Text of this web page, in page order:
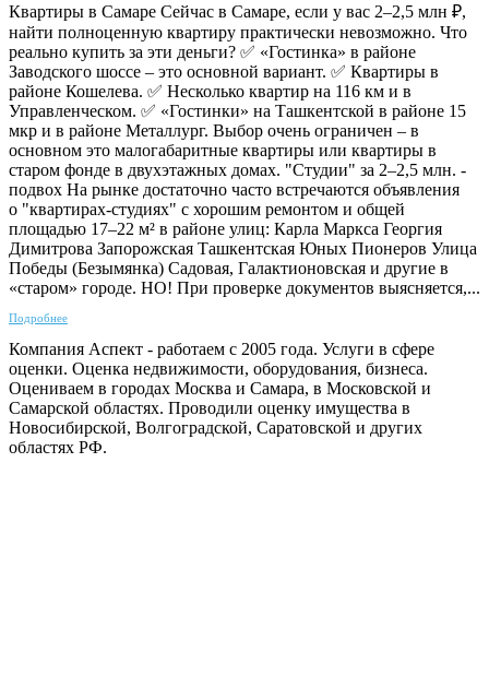
Квартиры в Самаре Сейчас в Самаре, если у вас 2–2,5 млн ₽,
найти полноценную квартиру практически невозможно. Что
реально купить за эти деньги? ✅ «Гостинка» в районе
Заводского шоссе – это основной вариант. ✅ Квартиры в
районе Кошелева. ✅ Несколько квартир на 116 км и в
Управленческом. ✅ «Гостинки» на Ташкентской в районе 15
мкр и в районе Металлург. Выбор очень ограничен – в
основном это малогабаритные квартиры или квартиры в
старом фонде в двухэтажных домах. "Студии" за 2–2,5 млн. -
подвох На рынке достаточно часто встречаются объявления
о "квартирах-студиях" с хорошим ремонтом и общей
площадью 17–22 м² в районе улиц: Карла Маркса Георгия
Димитрова Запорожская Ташкентская Юных Пионеров Улица
Победы (Безымянка) Садовая, Галактионовская и другие в
«старом» городе. НО! При проверке документов выясняется,...
Подробнее
Компания Аспект - работаем с 2005 года. Услуги в сфере
оценки. Оценка недвижимости, оборудования, бизнеса.
Оцениваем в городах Москва и Самара, в Московской и
Самарской областях. Проводили оценку имущества в
Новосибирской, Волгоградской, Саратовской и других
областях РФ.